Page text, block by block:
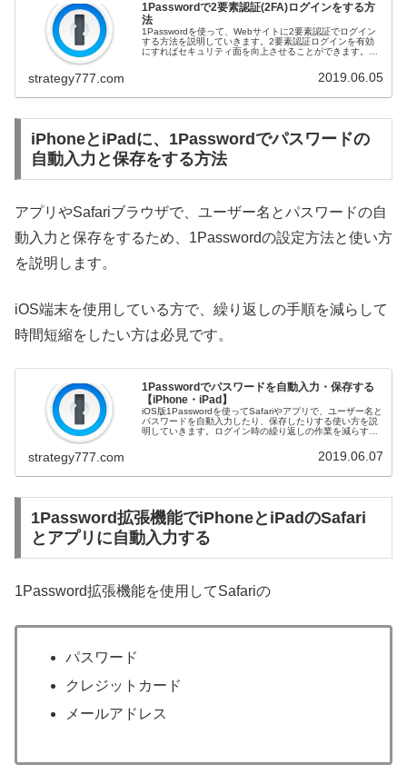
1Passwordで2要素認証(2FA)ログインをする方
法
1Passwordを使って、Webサイトに2要素認証でログイン
する方法を説明していきます。2要素認証ログインを有効
にすればセキュリティ面を向上させることができます。手
strategy777.com 2019.06.05
iPhoneとiPadに、1Passwordでパスワードの
自動入力と保存をする方法
アプリやSafariブラウザで、ユーザー名とパスワードの自
動入力と保存をするため、1Passwordの設定方法と使い方
を説明します。
iOS端末を使用している方で、繰り返しの手順を減らして
時間短縮をしたい方は必見です。
1Passwordでパスワードを自動入力・保存する
【iPhone・iPad】
iOS版1Passwordを使ってSafariやアプリで、ユーザー名と
パスワードを自動入力したり、保存したりする使い方を説
明していきます。ログイン時の繰り返しの作業を減らすこ
strategy777.com 2019.06.07
1Password拡張機能でiPhoneとiPadのSafari
とアプリに自動入力する
1Password拡張機能を使用してSafariの
パスワード
クレジットカード
メールアドレス